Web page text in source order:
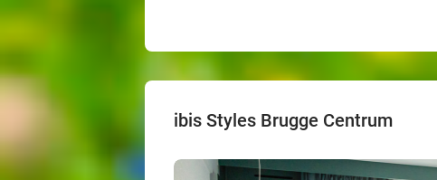
ibis Styles Brugge Centrum